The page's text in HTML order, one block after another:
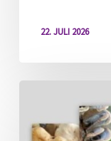
22. JULI 2026
und